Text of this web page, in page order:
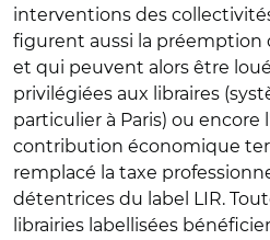
interventions des
figurent aussi la préemption
et qui peuvent alors être
privilégiées aux libraires
particulier à Paris) ou encore
contribution économique
remplacé la taxe
détentrices du label LIR.
librairies labellisées